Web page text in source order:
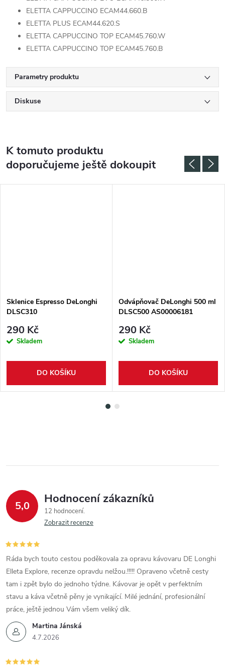
ELETTA CAPPUCCINO ECAM44.660.B
ELETTA PLUS ECAM44.620.S
ELETTA CAPPUCCINO TOP ECAM45.760.W
ELETTA CAPPUCCINO TOP ECAM45.760.B
Parametry produktu
Diskuse
K tomuto produktu
doporučujeme ještě dokoupit
Sklenice Espresso DeLonghi
DLSC310
290 Kč
Skladem
DO KOŠÍKU
Odvápňovač DeLonghi 500 ml
DLSC500 AS00006181
290 Kč
Skladem
DO KOŠÍKU
5,0 Hodnocení zákazníků
12 hodnocení
Zobrazit recenze
Martina Jánská
4.7.2026
Ráda bych touto cestou poděkovala za opravu kávovaru DE Longhi
Elleta Explore, recenze opravdu nelžou.!!!!! Opraveno včetně cesty
tam i zpět bylo do jednoho týdne. Kávovar je opět v perfektním
stavu a káva včetně pěny je vynikající. Milé jednání, profesionální
práce, ještě jednou Vám všem veliký dík.